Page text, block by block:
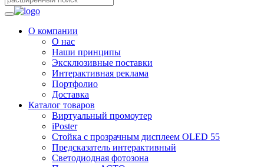
О компании
О нас
Наши принципы
Эксклюзивные поставки
Интерактивная реклама
Портфолио
Доставка
Каталог товаров
Виртуальный промоутер
iPoster
Стойка с прозрачным дисплеем OLED 55
Предсказатель интерактивный
Светодиодная фотозона